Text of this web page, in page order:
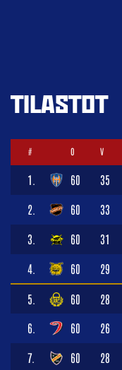
TILASTOT
# O V
1. 60 35
2. 60 33
3. 60 31
4. 60 29
5. 60 28
6. 60 26
7. 60 28